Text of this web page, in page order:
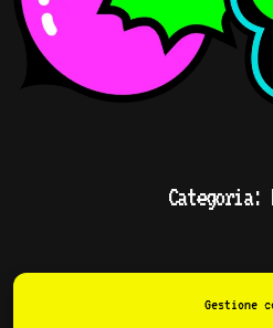
Gestione
Categoria: